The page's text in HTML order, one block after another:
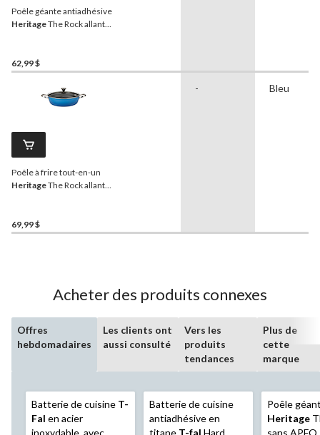
Poêle géante antiadhésive
HeritageThe Rock allant
62,99 $
Poêle à frire tout-en-un
HeritageThe Rock allant
69,99 $
- Bleu
Acheter des produits connexes
Offres
hebdomadaires
Les clients ont
aussi consulté
Vers les
produits
tendances
Plus de
cette
marque
Batterie de cuisine T-
Fal en acier
Batterie de cuisine
antiadhésive en
Poêle
Heritage